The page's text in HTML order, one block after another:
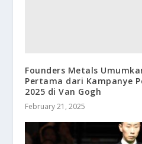
Founders Metals
Pertama dari Kampanye
2025 di Van Gogh
February 21, 2025